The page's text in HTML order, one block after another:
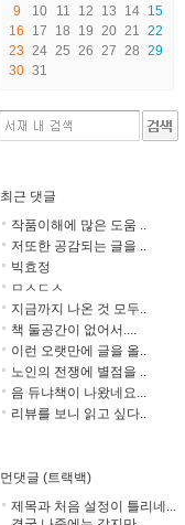
9
10 11 12 13 14 15
16
17 18 19 20 21 22
23 24 25 26 27 28 29
30 31
최근 댓글
작품이해에 많은 도움 ..
저또한 공감되는 글을 ..
빅효정
ㅁㅅㄷㅅ
지금까지 나온 것 모두..
책 둘공간이 없어서....
이런 오랫만에 글을 올..
노인의 전쟁에 별점을 ..
음 듀냐책이 나왔네요...
리뷰를 보니 읽고 싶다..
먼댓글 (트랙백)
제목과 처음 설정이 틀리네...